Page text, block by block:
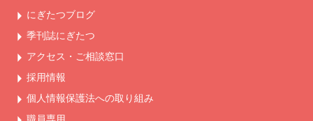
にぎたつブログ
季刊誌にぎたつ
アクセス・ご相談窓口
採用情報
個人情報保護法への取り組み